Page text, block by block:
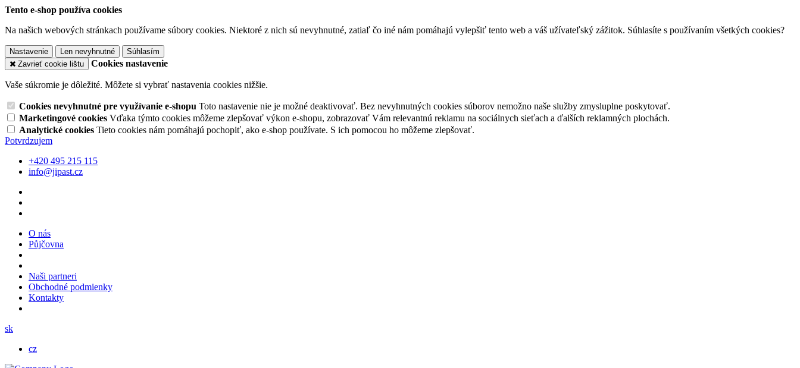
Tento e-shop používa cookies
Na našich webových stránkach používame súbory cookies. Niektoré z nich sú nevyhnutné, zatiaľ čo iné nám pomáhajú vylepšiť tento web a váš užívateľský zážitok. Súhlasíte s používaním všetkých cookies?
Nastavenie Len nevyhnutné
Súhlasím
Zavrieť cookie lištu
Cookies nastavenie
Vaše súkromie je dôležité. Môžete si vybrať nastavenia cookies nižšie.
Cookies nevyhnutné pre využívanie e-shopu Toto nastavenie nie je možné deaktivovať. Bez nevyhnutných cookies súborov nemožno naše služby zmysluplne poskytovať.
Marketingové cookies Vďaka týmto cookies môžeme zlepšovať výkon e-shopu, zobrazovať Vám relevantnú reklamu na sociálnych sieťach a ďalších reklamných plochách.
Analytické cookies Tieto cookies nám pomáhajú pochopiť, ako e-shop používate. S ich pomocou ho môžeme zlepšovať.
Potvrdzujem
+420 495 215 115
info@jipast.cz
O nás
Půjčovna
Naši partneri
Obchodné podmienky
Kontakty
sk
cz